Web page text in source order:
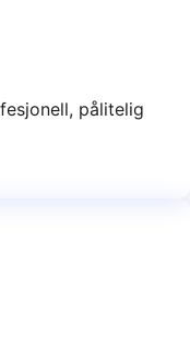
pålitelig